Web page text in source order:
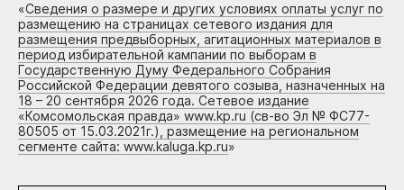
«Сведения о размере и других условиях оплаты услуг по
размещению на страницах сетевого издания для
размещения предвыборных, агитационных материалов в
период избирательной кампании по выборам в
Государственную Думу Федерального Собрания
Российской Федерации девятого созыва, назначенных на
18 – 20 сентября 2026 года. Сетевое издание
«Комсомольская правда» www.kp.ru (св-во Эл № ФС77-
80505 от 15.03.2021г.), размещение на региональном
сегменте сайта: www.kaluga.kp.ru»